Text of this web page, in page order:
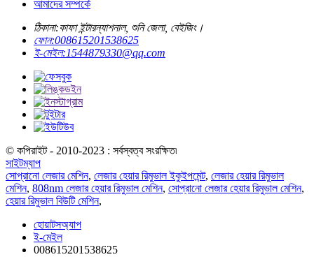
আমাদের সম্পর্কে
ঠিকানা:কাফা ইন্টারন্যাশনাল, শুনি জেলা, বেইজিং।
ফোন:008615201538625
ই-মেইল:1544879330@qq.com
© কপিরাইট - 2010-2023 : সর্বস্বত্ব সংরক্ষিত৷
সাইটম্যাপ
সোপ্রানো লেজার মেশিন, লেজার হেয়ার রিমুভাল ইকুইপমেন্ট, লেজার হেয়ার রিমুভাল
মেশিন, 808nm লেজার হেয়ার রিমুভাল মেশিন, সোপ্রানো লেজার হেয়ার রিমুভাল মেশিন,
হেয়ার রিমুভাল বিউটি মেশিন,
হোয়াটসঅ্যাপ
ই-মেইল
008615201538625